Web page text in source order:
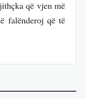
që vjen më
falënderoj që të